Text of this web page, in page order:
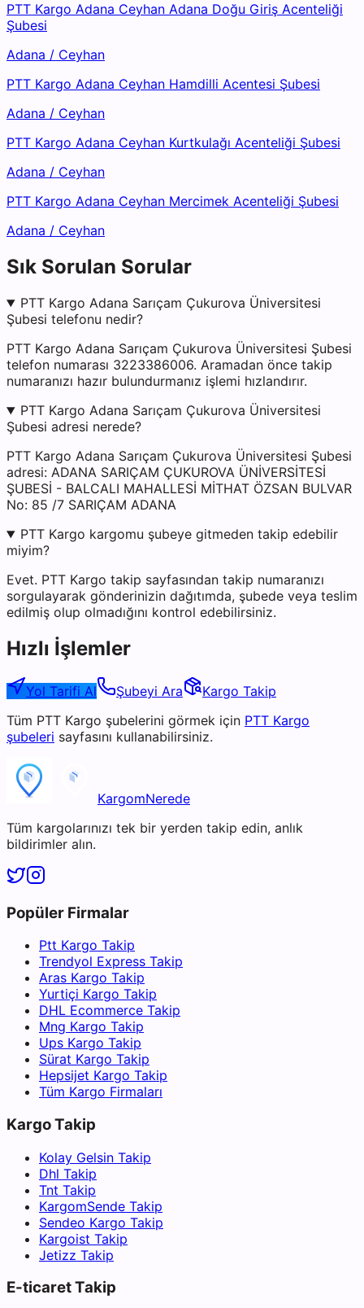
PTT Kargo Adana Ceyhan Adana Doğu Giriş Acenteliği
Şubesi
Adana / Ceyhan
PTT Kargo Adana Ceyhan Hamdilli Acentesi Şubesi
Adana / Ceyhan
PTT Kargo Adana Ceyhan Kurtkulağı Acenteliği Şubesi
Adana / Ceyhan
PTT Kargo Adana Ceyhan Mercimek Acenteliği Şubesi
Adana / Ceyhan
Sık Sorulan Sorular
PTT Kargo Adana Sarıçam Çukurova Üniversitesi
Şubesi telefonu nedir?
PTT Kargo Adana Sarıçam Çukurova Üniversitesi Şubesi
telefon numarası 3223386006. Aramadan önce takip
numaranızı hazır bulundurmanız işlemi hızlandırır.
PTT Kargo Adana Sarıçam Çukurova Üniversitesi
Şubesi adresi nerede?
PTT Kargo Adana Sarıçam Çukurova Üniversitesi Şubesi
adresi: ADANA SARIÇAM ÇUKUROVA ÜNİVERSİTESİ
ŞUBESİ - BALCALI MAHALLESİ MİTHAT ÖZSAN BULVAR
No: 85 /7 SARIÇAM ADANA
PTT Kargo kargomu şubeye gitmeden takip edebilir
miyim?
Evet. PTT Kargo takip sayfasından takip numaranızı
sorgulayarak gönderinizin dağıtımda, şubede veya teslim
edilmiş olup olmadığını kontrol edebilirsiniz.
Hızlı İşlemler
Yol Tarifi Al Şubeyi Ara
Kargo Takip
Tüm PTT Kargo şubelerini görmek için PTT Kargo
şubeleri sayfasını kullanabilirsiniz.
KargomNerede
Tüm kargolarınızı tek bir yerden takip edin, anlık
bildirimler alın.
Popüler Firmalar
Ptt Kargo Takip
Trendyol Express Takip
Aras Kargo Takip
Yurtiçi Kargo Takip
DHL Ecommerce Takip
Mng Kargo Takip
Ups Kargo Takip
Sürat Kargo Takip
Hepsijet Kargo Takip
Tüm Kargo Firmaları
Kargo Takip
Kolay Gelsin Takip
Dhl Takip
Tnt Takip
KargomSende Takip
Sendeo Kargo Takip
Kargoist Takip
Jetizz Takip
E-ticaret Takip